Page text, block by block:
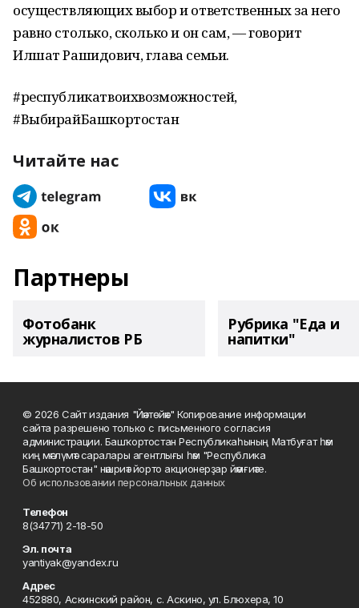
осуществляющих выбор и ответственных за него
равно столько, сколько и он сам, — говорит
Илшат Рашидович, глава семьи.
#республикатвоихвозможностей,
#ВыбирайБашкортостан
Читайте нас
Партнеры
Фотобанк
журналистов РБ
Рубрика "Еда и
напитки"
© 2026 Сайт издания "Йәнтөйәк" Копирование информации
сайта разрешено только с письменного согласия
администрации. Башҡортостан Республикаһының Матбуғат һәм
киң мәғлүмәт саралары агентлығы һәм "Республика
Башкортостан" нәшриәт йорто акционерҙар йәмғиәте.
Об использовании персональных данных
Телефон
8(34771) 2-18-50
Эл. почта
yantiyak@yandex.ru
Адрес
452880, Аскинский район, с. Аскино, ул. Блюхера, 10